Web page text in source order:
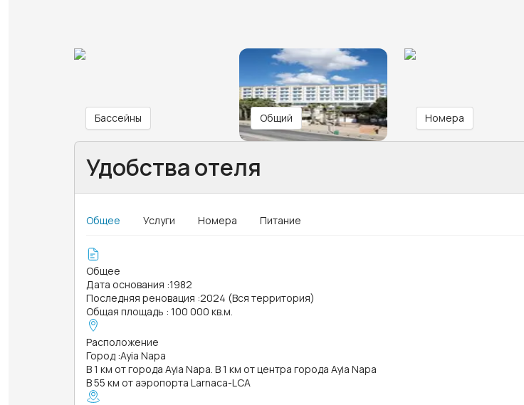
Бассейны Общий Номера
Удобства отеля
Общее Услуги Номера Питание
Общее
Дата основания :1982
Последняя реновация :2024 (Вся территория)
Общая площадь : 100 000 кв.м.
Расположение
Город :Ayia Napa
В 1 км от города Ayia Napa. В 1 км от центра города Ayia Napa
В 55 км от аэропорта Larnaca-LCA